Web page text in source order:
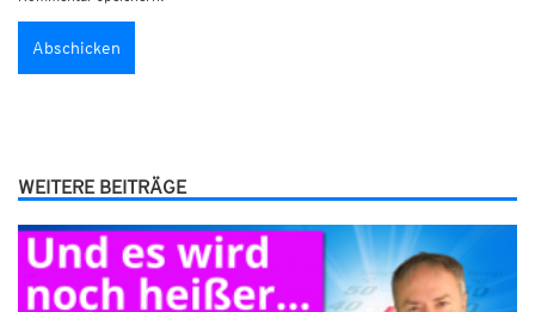
WEITERE BEITRÄGE